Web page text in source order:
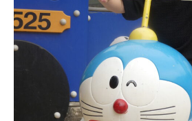
未就園児クラス
0歳親子登園［マカロンクラス ]
1歳・2歳親子登園［マリポサクラ
2歳児ひとり登園［ゆず組 ]